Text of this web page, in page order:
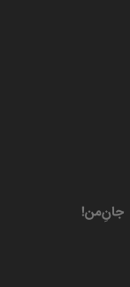
جانِ‌من!